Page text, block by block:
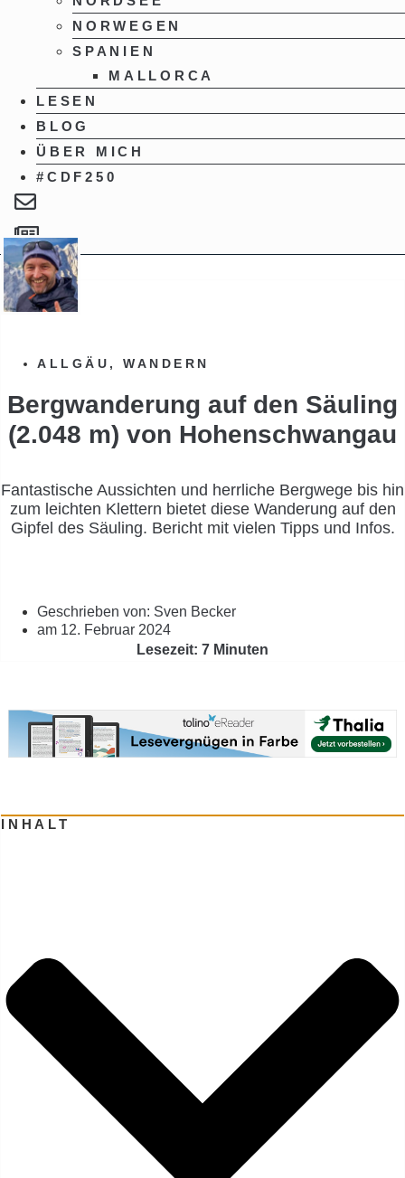
NORWEGEN
SPANIEN
MALLORCA
LESEN
BLOG
ÜBER MICH
#CDF250
ALLGÄU , WANDERN
Bergwanderung auf den Säuling
(2.048 m) von Hohenschwangau
Fantastische Aussichten und herrliche Bergwege bis hin
zum leichten Klettern bietet diese Wanderung auf den
Gipfel des Säuling. Bericht mit vielen Tipps und Infos.
Geschrieben von: Sven Becker
am 12. Februar 2024
Lesezeit: 7 Minuten
INHALT